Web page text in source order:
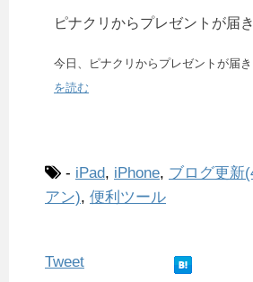
ピナクリからプレゼントが届
今日、ピナクリからプレゼントが届
を読む
- iPad, iPhone, ブログ更新
アン), 便利ツール
Tweet